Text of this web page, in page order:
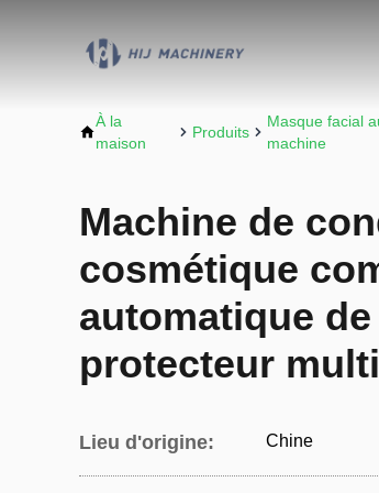
À la
maison
Produits
Masque facial
machine
Machine de
cosmétique
automatique
protecteur
Lieu d'origine: Chine